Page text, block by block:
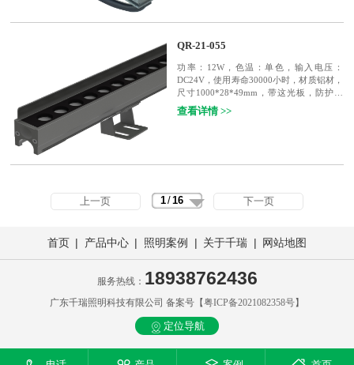
QR-21-055
功率：12W，色温：单色，输入电压：
DC24V，使用寿命30000小时，材质铝材，
尺寸1000*28*49mm，带这光板，防护等
级：IP65
查看详情 >>
上一页 1/16 下一页
首页 | 产品中心 | 照明案例 | 关于千瑞 | 网站地图
服务热线： 18938762436
广东千瑞照明科技有限公司 备案号【粤ICP备2021082358号】
定位导航